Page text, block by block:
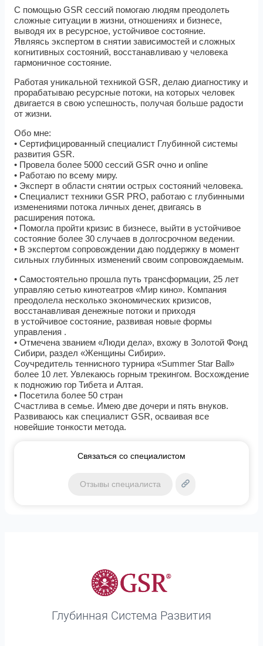
С помощью GSR сессий помогаю людям преодолеть
сложные ситуации в жизни, отношениях и бизнесе,
выводя их в ресурсное, устойчивое состояние.
Являясь экспертом в снятии зависимостей и сложных
когнитивных состояний, восстанавливаю у человека
гармоничное состояние.
Работая уникальной техникой GSR, делаю диагностику и
прорабатываю ресурсные потоки, на которых человек
двигается в свою успешность, получая больше радости
от жизни.
Обо мне:
• Сертифицированный специалист Глубинной системы
развития GSR.
• Провела более 5000 сессий GSR очно и online
• Работаю по всему миру.
• Эксперт в области снятии острых состояний человека.
• Специалист техники GSR PRO, работаю с глубинными
изменениями потока личных денег, двигаясь в
расширения потока.
• Помогла пройти кризис в бизнесе, выйти в устойчивое
состояние более 30 случаев в долгосрочном ведении.
• В экспертом сопровождении даю поддержку в момент
сильных глубинных изменений своим сопровождаемым.
• Самостоятельно прошла путь трансформации, 25 лет
управляю сетью кинотеатров «Мир кино». Компания
преодолела несколько экономических кризисов,
восстанавливая денежные потоки и приходя
в устойчивое состояние, развивая новые формы
управления .
• Отмечена званием «Люди дела», вхожу в Золотой Фонд
Сибири, раздел «Женщины Сибири».
Соучредитель теннисного турнира «Summer Star Ball»
более 10 лет. Увлекаюсь горным трекингом. Восхождение
к подножию гор Тибета и Алтая.
• Посетила более 50 стран
Счастлива в семье. Имею две дочери и пять внуков.
Развиваюсь как специалист GSR, осваивая все
новейшие тонкости метода.
Связаться со специалистом
Отзывы специалиста
Глубинная Система Развития